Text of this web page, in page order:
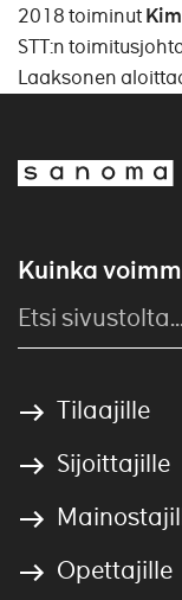
2018 toiminut
STT:n
Laaksonen
Kuinka
Tilaajille
Sijoittajille
Opettajille